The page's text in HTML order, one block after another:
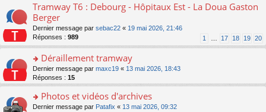
u
s
ré
nt
n
o
n
lu
le
pl
u
s
ré
c
nt
a
g
e
n
lu
le
pl
u
s
er
le
m
e
s
s
a
g
e
n
o
n
o
n
ult
er
le
m
e
s
s
a
g
Tramway T6 : Debourg - Hôpitaux Est - La Doua Gaston
Berger
Dernier message par sebac22 « 19 mai 2026, 21:46
Réponses : 989 1 17 18 19 20
o
n
s
ult
er
Déraillement tramway
Dernier message par maxc19 « 13 mai 2026, 18:43
Réponses : 15
o
Photos et vidéos d'archives
Dernier message par Patafix « 13 mai 2026, 09:32